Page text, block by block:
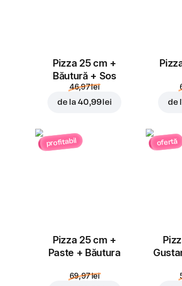
Pizza 25 cm +
Băutură + Sos
46,97 lei
de la40,99 lei de
profitabil
Pizza 25 cm +
Paste + Băutura
69,97 lei
ofertă